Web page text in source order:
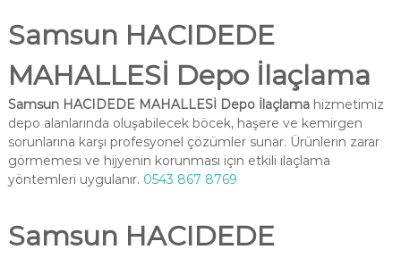
Samsun HACIDEDE
MAHALLESİ Depo İlaçlama
Samsun HACIDEDE MAHALLESİ Depo İlaçlamahizmetimiz
depo alanlarında oluşabilecek böcek, haşere ve kemirgen
sorunlarına karşı profesyonel çözümler sunar. Ürünlerin zarar
görmemesi ve hijyenin korunması için etkili ilaçlama
yöntemleri uygulanır. 0543 867 8769
Samsun HACIDEDE